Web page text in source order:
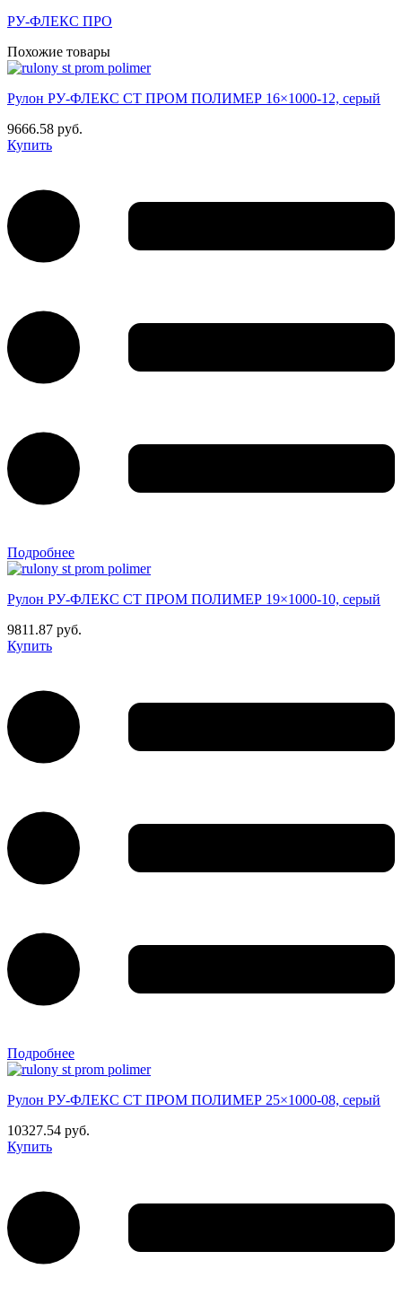
РУ-ФЛЕКС ПРО
Похожие товары
Рулон РУ-ФЛЕКС СТ ПРОМ ПОЛИМЕР 16×1000-12, серый
9666.58 руб.
Купить
Подробнее
Рулон РУ-ФЛЕКС СТ ПРОМ ПОЛИМЕР 19×1000-10, серый
9811.87 руб.
Купить
Подробнее
Рулон РУ-ФЛЕКС СТ ПРОМ ПОЛИМЕР 25×1000-08, серый
10327.54 руб.
Купить